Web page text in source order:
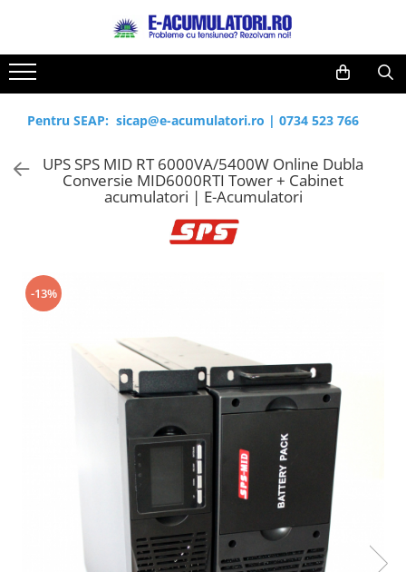
Toate Produsele
Acumulatori, Baterii si Incarcatoare
Uzuale
Baterii alcaline
Baterii litiu
Accesorii baterii
Baterii Industriale
Incarcatoare acumulatori
Panouri fotovoltaice si accesorii
Panouri fotovoltaice
Sisteme prindere panouri
Reduceri de vara
Cabluri
Acumulatori
Prelungitoare
Panouri fotovoltaice
UPS
Pentru SEAP: sicap@e-acumulatori.ro | 0734 523 766
UPS SPS MID RT 6000VA/5400W Online Dubla
Conversie MID6000RTI Tower + Cabinet
acumulatori | E-Acumulatori
-13%